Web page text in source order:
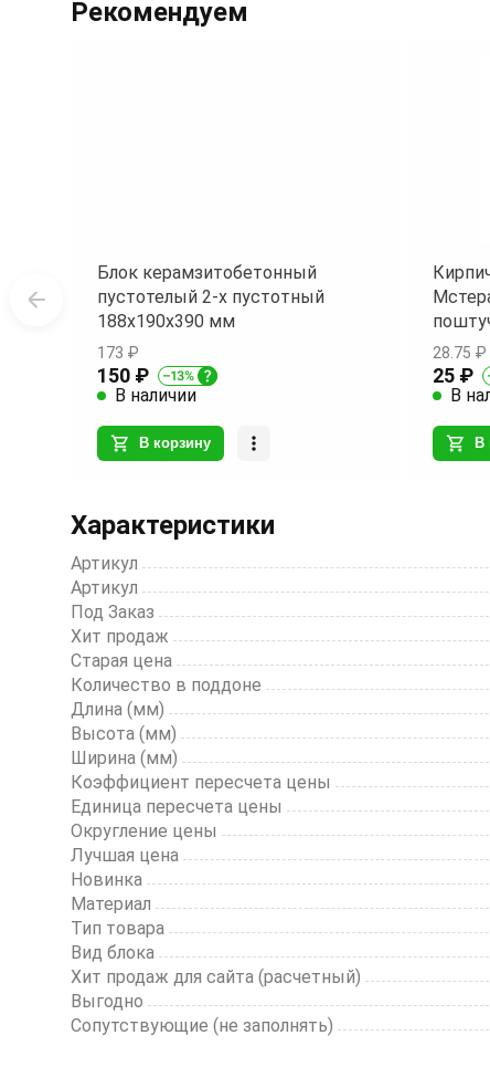
Рекомендуем
Блок керамзитобетонный
пустотелый 2-х пустотный
188х190х390 мм
173 ₽
150 ₽
В наличии
В корзину
28.75 ₽
25 ₽
В
В
1
of
20
of
Характеристики
Артикул
Артикул
Под Заказ
Хит продаж
Старая цена
Количество в поддоне
Длина (мм)
Высота (мм)
Ширина (мм)
Коэффициент пересчета цены
Единица пересчета цены
Округление цены
Лучшая цена
Новинка
Материал
Тип товара
Вид блока
Хит продаж для сайта (расчетный)
Выгодно
Сопутствующие (не заполнять)